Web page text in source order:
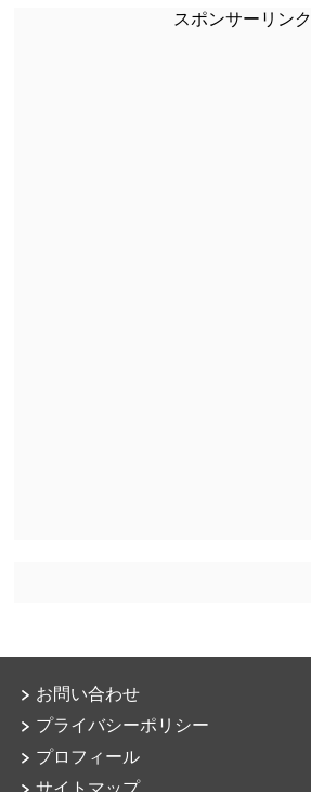
スポンサーリンク
お問い合わせ
プライバシーポリシー
プロフィール